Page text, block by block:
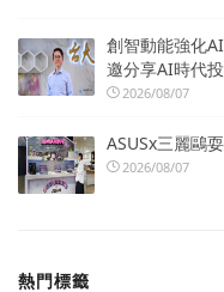
創智動能強化
邀分享AI時代
2026/08/07
ASUSx三麗鷗
2026/08/07
熱門標籤